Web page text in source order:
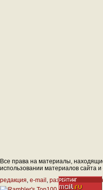
Все права на материалы,
использовании материалов сайта
редакция, e-mail , размещение